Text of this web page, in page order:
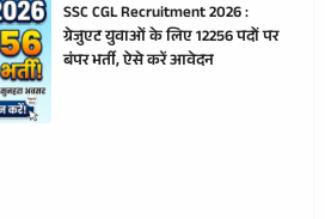
SSC CGL Recruitment 2026 :
ग्रेजुएट युवाओं के लिए 12256 पदों पर
बंपर भर्ती, ऐसे करें आवेदन